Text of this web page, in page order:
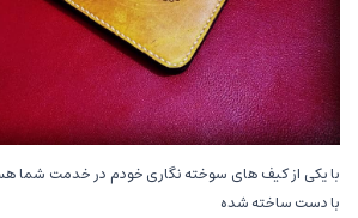
با یکی از کیف های سوخته نگاری خودم در خدمت شما
با دست ساخته شده